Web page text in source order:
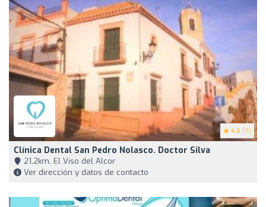
4.6 (9)
Clínica Dental San Pedro Nolasco. Doctor Silva
21,2km, El Viso del Alcor
Ver dirección y datos de contacto